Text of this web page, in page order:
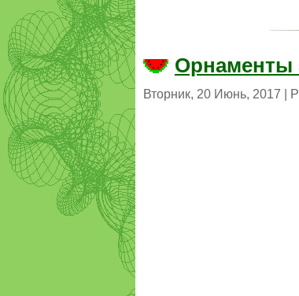
Орнаменты
Вторник, 20 Июнь, 2017 |